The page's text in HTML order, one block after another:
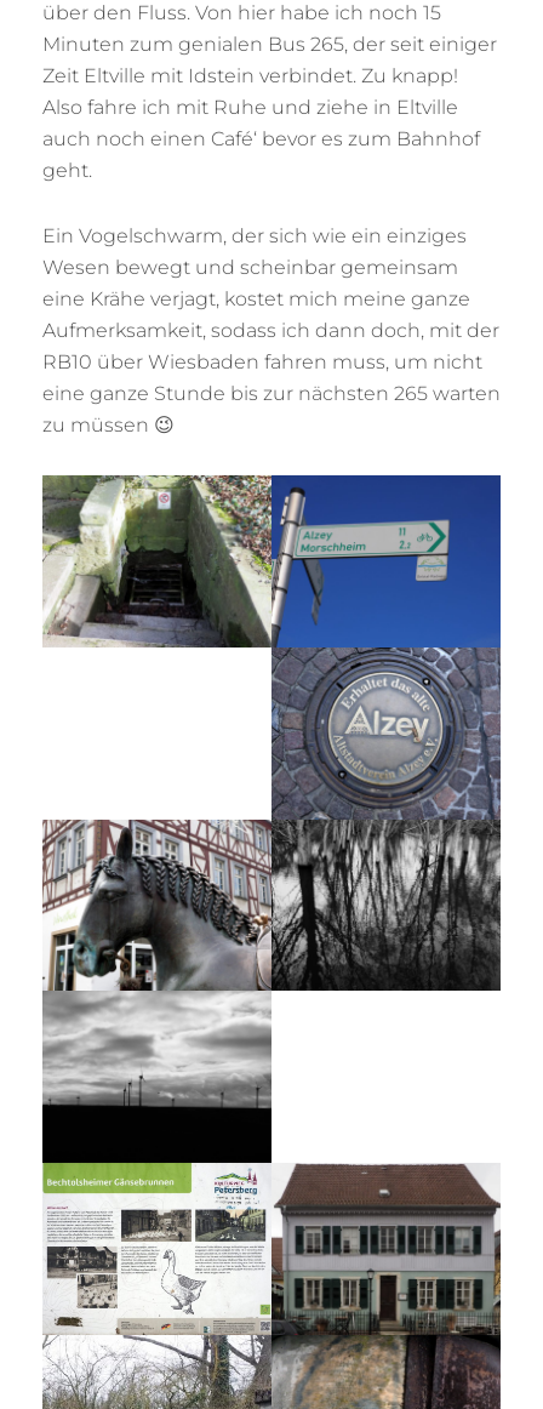
über den Fluss. Von hier habe ich noch 15
Minuten zum genialen Bus 265, der seit einiger
Zeit Eltville mit Idstein verbindet. Zu knapp!
Also fahre ich mit Ruhe und ziehe in Eltville
auch noch einen Café‘ bevor es zum Bahnhof
geht.
Ein Vogelschwarm, der sich wie ein einziges
Wesen bewegt und scheinbar gemeinsam
eine Krähe verjagt, kostet mich meine ganze
Aufmerksamkeit, sodass ich dann doch, mit der
RB10 über Wiesbaden fahren muss, um nicht
eine ganze Stunde bis zur nächsten 265 warten
zu müssen 😉